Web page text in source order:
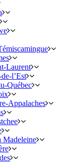
Laurent
l’Est
Québec
Appalaches
Madeleine